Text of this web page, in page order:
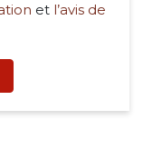
et l’avis de